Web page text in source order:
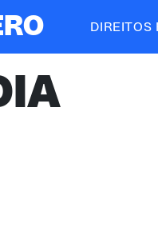
DIREITOS